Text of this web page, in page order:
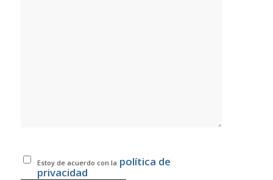
Estoy de acuerdo con la política de
privacidad